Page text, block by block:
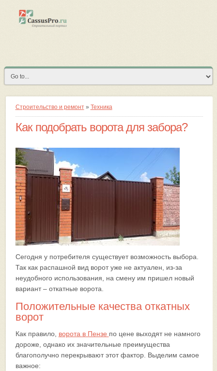
Строительство и ремонт» Техника
Как подобрать ворота для забора?
Сегодня у потребителя существует возможность выбора.
Так как распашной вид ворот уже не актуален, из-за
неудобного использования, на смену им пришел новый
вариант – откатные ворота.
Положительные качества откатных
ворот
Как правило, ворота в Пензе по цене выходят не намного
дороже, однако их значительные преимущества
благополучно перекрывают этот фактор. Выделим самое
важное: